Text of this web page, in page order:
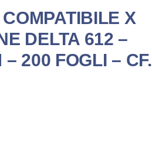
X
DELTA 612 –
200 FOGLI – CF.